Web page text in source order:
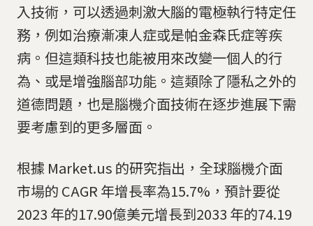
入技術，可以透過刺激大腦的電極執行特定任
務，例如治療漸凍人症或是帕金森氏症等疾
病。但這類科技也能被用來改變一個人的行
為、或是增強腦部功能。這類除了隱私之外的
道德問題，也是腦機介面技術在逐步進展下需
要考慮到的更多層面。
根據 Market.us 的研究指出，全球腦機介面
市場的 CAGR 年增長率為15.7%，預計要從
2023 年的17.90億美元增長到2033 年的74.19